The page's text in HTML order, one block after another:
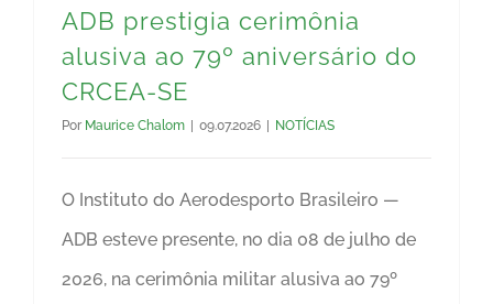
ADB prestigia cerimônia
alusiva ao 79º aniversário do
CRCEA-SE
Por Maurice Chalom 09.07.2026 NOTÍCIAS
O Instituto do Aerodesporto Brasileiro —
ADB esteve presente, no dia 08 de julho de
2026, na cerimônia militar alusiva ao 79º